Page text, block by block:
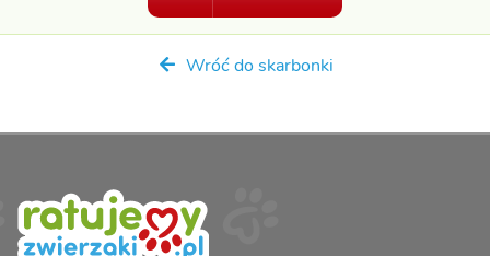
Wróć do skarbonki